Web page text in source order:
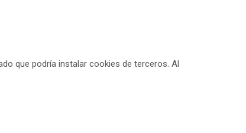
que podría instalar cookies de terceros. Al